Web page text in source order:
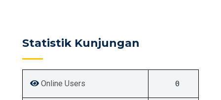
Statistik Kunjungan
Online Users 0